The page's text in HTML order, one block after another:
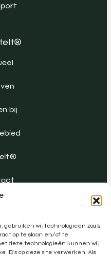
gebruiken wij technologieën zoals
op te slaan en/of te
deze technologieën kunnen wij
ID's op deze site verwerken. Als
bij